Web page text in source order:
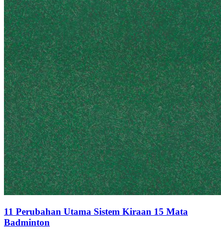
11 Perubahan Utama Sistem Kiraan 15 Mata
Badminton